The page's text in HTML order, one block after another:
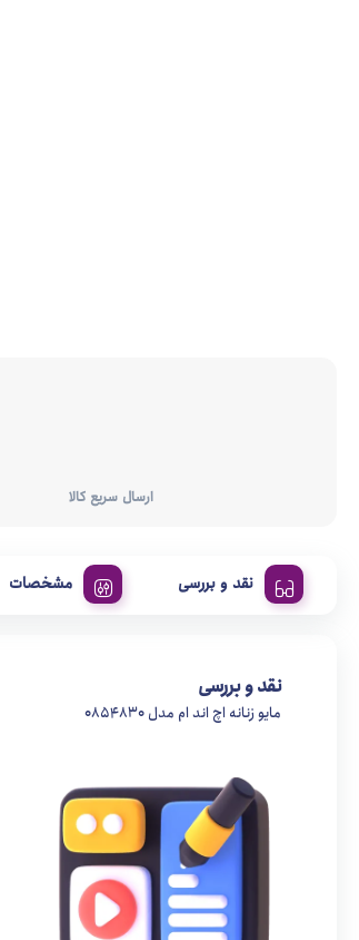
ارسال سریع کالا
نقد و بررسی مشخصات
نقد و بررسی
مایو زنانه اچ اند ام مدل 0854830